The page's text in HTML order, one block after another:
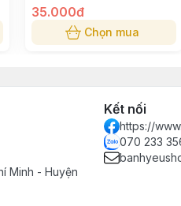
35.000đ
Chọn mua
Minh - Huyện
Kết nối
https://
070 233